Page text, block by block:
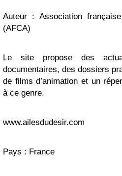
Auteur : Association
(AFCA)
Le site propose des
documentaires, des dossiers
de films d’animation et un
à ce genre.
www.ailesdudesir.com
Pays : France